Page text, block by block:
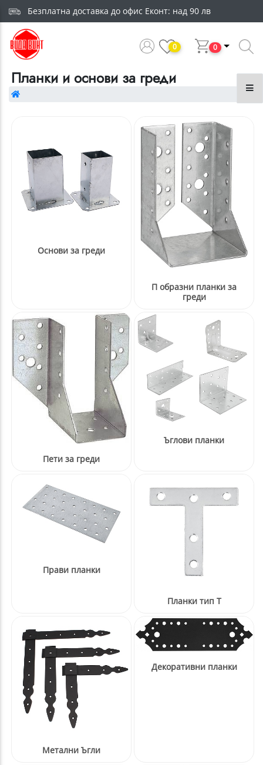
Безплатна доставка до офис Еконт: над 90 лв
0 0
Планки и основи за греди
Основи за греди
П образни планки за
греди
Пети за греди
Ъглови планки
Прави планки
Планки тип Т
Метални Ъгли
Декоративни планки